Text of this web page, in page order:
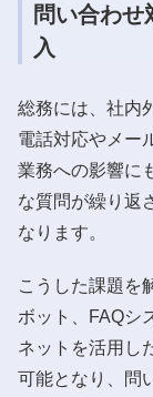
問い合わ
入
総務には、社内
電話対応やメー
業務への影響に
な質問が繰り返
なります。
こうした課題を
ボット、FAQシ
ネットを活用し
可能となり、問